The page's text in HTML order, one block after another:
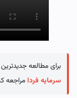
برای مطالعه
سرمایه فردا مراجعه